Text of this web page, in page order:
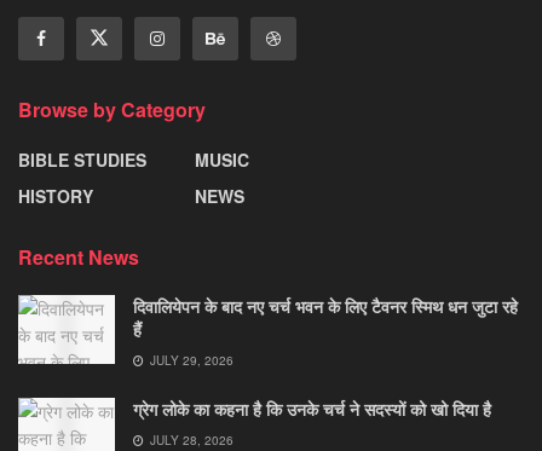
Browse by Category
BIBLE STUDIES
HISTORY
MUSIC
NEWS
Recent News
दिवालियेपन के बाद नए चर्च भवन के लिए टैवनर स्मिथ धन जुटा रहे
हैं
JULY 29, 2026
ग्रेग लोके का कहना है कि उनके चर्च ने सदस्यों को खो दिया है
JULY 28, 2026